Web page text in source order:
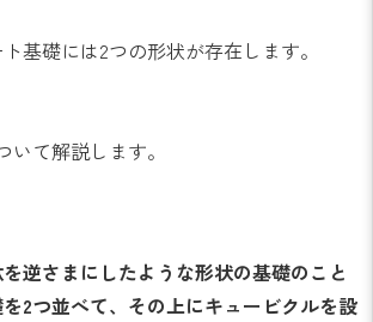
基礎には2つの形状が存在します。
いて解説します。
逆さまにしたような形状の基礎のこと
2つ並べて、その上にキュービクルを設